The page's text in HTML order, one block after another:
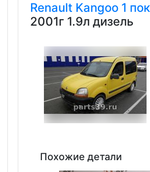
Renault Kangoo 1
2001г 1.9л дизель
Похожие детали